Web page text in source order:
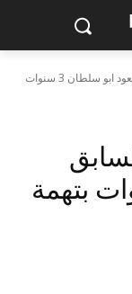
سجن نجم سوبر ستار السابق سعود ابو سلطان 3 سنوات
3 سنوات بتهمة